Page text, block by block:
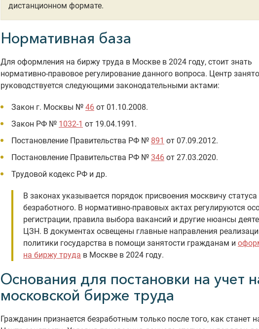
дистанционном формате.
Нормативная база
Для оформления на биржу труда в Москве в 2024 году, стоит знать
нормативно-правовое регулирование данного вопроса. Центр
руководствуется следующими законодательными актами:
Закон г. Москвы № 46 от 01.10.2008.
Закон РФ № 1032-1 от 19.04.1991.
Постановление Правительства РФ № 891 от 07.09.2012.
Постановление Правительства РФ № 346 от 27.03.2020.
Трудовой кодекс РФ и др.
В законах указывается порядок присвоения москвичу статуса
безработного. В нормативно-правовых актах регулируются
регистрации, правила выбора вакансий и другие нюансы
ЦЗН. В документах освещены главные направления
политики государства в помощи занятости гражданам и
на биржу труда в Москве в 2024 году.
Основания для постановки на учет
московской бирже труда
Гражданин признается безработным только после того, как станет